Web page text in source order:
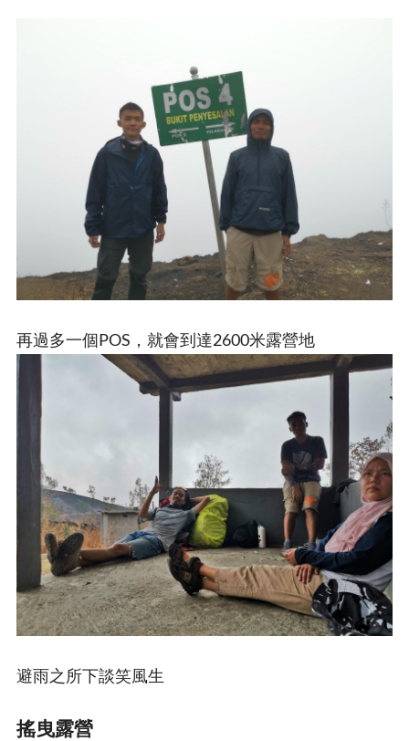
再過多一個POS，就會到達2600米露營地
避雨之所下談笑風生
搖曳露營